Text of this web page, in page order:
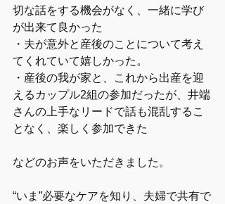
切な話をする機会がなく、一緒に学び
が出来て良かった
・夫が意外と産後のことについて考え
てくれていて嬉しかった。
・産後の我が家と、これから出産を迎
えるカップル2組の参加だったが、井端
さんの上手なリードで話も混乱するこ
となく、楽しく参加できた
などのお声をいただきました。
“いま”必要なケアを知り、夫婦で共有で